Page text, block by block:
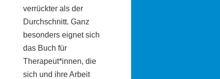
verrückter als der
Durchschnitt. Ganz
besonders eignet sich
das Buch für
Therapeut*innen, die
sich und ihre Arbeit